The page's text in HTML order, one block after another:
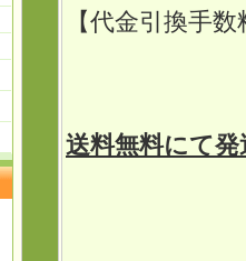
【代金引換
送料無料にて